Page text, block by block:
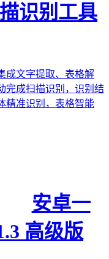
识别工具
成文字提取、表格解
完成扫描识别，识别结
精准识别，表格智能
安卓一
高级版